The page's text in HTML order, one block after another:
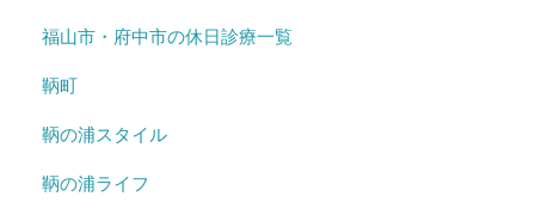
福山市・府中市の休日診療一覧
鞆町
鞆の浦スタイル
鞆の浦ライフ